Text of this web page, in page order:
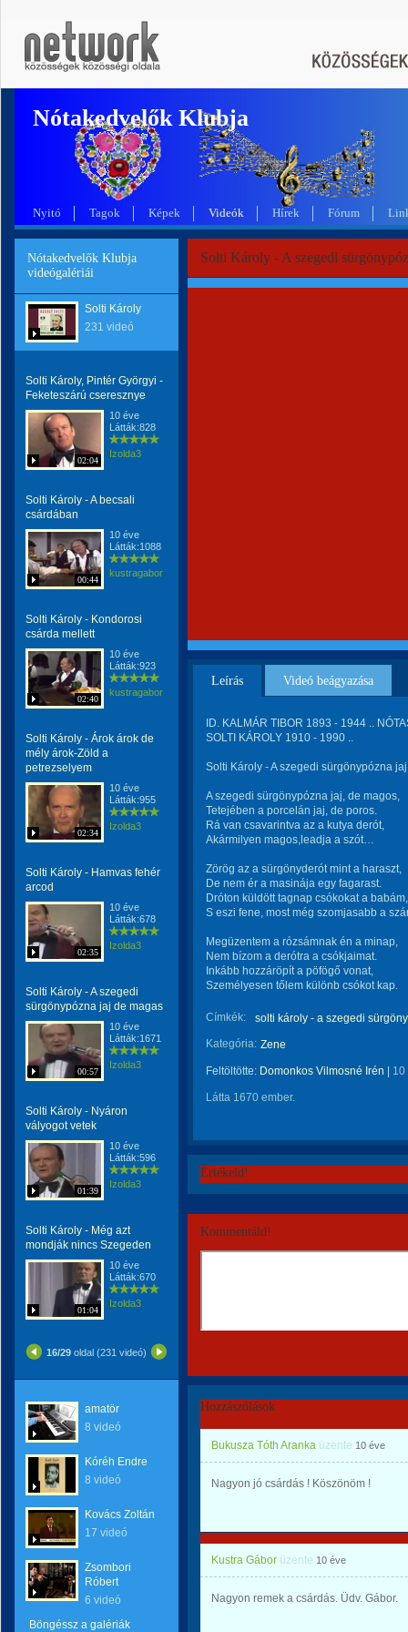
Nótakedvelők Klubja
Nyitó Tagok Képek Videók Hírek Fórum
Nótakedvelők Klubja
videógalériái
Solti Károly
231 videó
Solti Károly, Pintér Györgyi -
Feketeszárú cseresznye
02:04
10 éve
Látták:828
Izolda3
Solti Károly - A becsali
csárdában
00:44
10 éve
Látták:1088
kustragabor
Solti Károly - Kondorosi
csárda mellett
02:40
10 éve
Látták:923
kustragabor
Solti Károly - Árok árok de
mély árok-Zöld a
petrezselyem
02:34
10 éve
Látták:955
Izolda3
Solti Károly - Hamvas fehér
arcod
02:35
10 éve
Látták:678
Izolda3
Solti Károly - A szegedi
sürgönypózna jaj de magas
00:57
10 éve
Látták:1671
Izolda3
Solti Károly - Nyáron
vályogot vetek
01:39
10 éve
Látták:596
Izolda3
Solti Károly - Még azt
mondják nincs Szegeden
01:04
10 éve
Látták:670
Izolda3
16/29 oldal (231 videó)
amatör
8 videó
Kóréh Endre
8 videó
Kovács Zoltán
17 videó
Zsombori
Róbert
6 videó
Böngéssz a galériák
Solti Károly - A szegedi
Leírás Videó beágyazása
ID. KALMÁR TIBOR 1893 - 1944 ..
SOLTI KÁROLY 1910 - 1990 ..
Solti Károly - A szegedi sürgönypózna
A szegedi sürgönypózna jaj, de magos,
Tetejében a porcelán jaj, de poros.
Rá van csavarintva az a kutya derót,
Akármilyen magos,leadja a szót…
Zörög az a sürgönyderót mint a haraszt,
De nem ér a masinája egy fagarast.
Dróton küldött tagnap csókokat a babám,
S eszi fene, most még szomjasabb a
Megüzentem a rózsámnak én a minap,
Nem bízom a derótra a csókjaimat.
Inkább hozzáröpít a pöfögő vonat,
Személyesen tőlem különb csókot kap.
Címkék:
solti károly - a szegedi
Kategória: Zene
Feltöltötte: Domonkos Vilmosné Irén 10
Látta 1670 ember.
Értékeld!
Kommentáld!
Hozzászólások
Bukusza Tóth Aranka üzente 10 éve
Nagyon jó csárdás ! Köszönöm !
Kustra Gábor üzente 10 éve
Nagyon remek a csárdás. Üdv. Gábor.